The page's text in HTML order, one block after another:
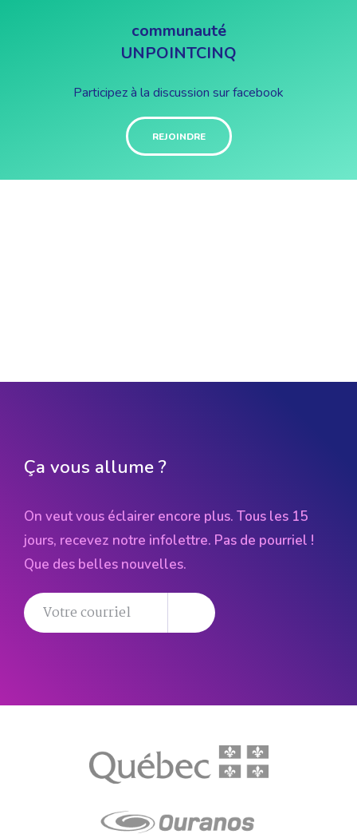
communauté
UNPOINTCINQ
Participez à la discussion sur facebook
REJOINDRE
Ça vous allume ?
On veut vous éclairer encore plus. Tous les 15
jours, recevez notre infolettre. Pas de pourriel !
Que des belles nouvelles.